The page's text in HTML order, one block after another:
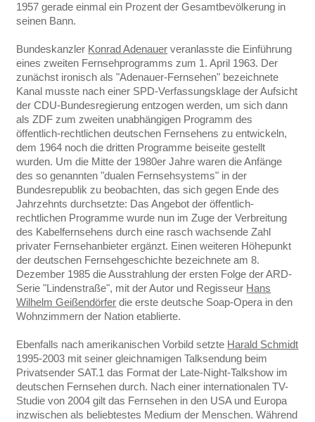
1957 gerade einmal ein Prozent der Gesamtbevölkerung in
seinen Bann.
Bundeskanzler Konrad Adenauer veranlasste die Einführung
eines zweiten Fernsehprogramms zum 1. April 1963. Der
zunächst ironisch als "Adenauer-Fernsehen" bezeichnete
Kanal musste nach einer SPD-Verfassungsklage der Aufsicht
der CDU-Bundesregierung entzogen werden, um sich dann
als ZDF zum zweiten unabhängigen Programm des
öffentlich-rechtlichen deutschen Fernsehens zu entwickeln,
dem 1964 noch die dritten Programme beiseite gestellt
wurden. Um die Mitte der 1980er Jahre waren die Anfänge
des so genannten "dualen Fernsehsystems" in der
Bundesrepublik zu beobachten, das sich gegen Ende des
Jahrzehnts durchsetzte: Das Angebot der öffentlich-
rechtlichen Programme wurde nun im Zuge der Verbreitung
des Kabelfernsehens durch eine rasch wachsende Zahl
privater Fernsehanbieter ergänzt. Einen weiteren Höhepunkt
der deutschen Fernsehgeschichte bezeichnete am 8.
Dezember 1985 die Ausstrahlung der ersten Folge der ARD-
Serie "Lindenstraße", mit der Autor und Regisseur Hans
Wilhelm Geißendörfer die erste deutsche Soap-Opera in den
Wohnzimmern der Nation etablierte.
Ebenfalls nach amerikanischen Vorbild setzte Harald Schmidt
1995-2003 mit seiner gleichnamigen Talksendung beim
Privatsender SAT.1 das Format der Late-Night-Talkshow im
deutschen Fernsehen durch. Nach einer internationalen TV-
Studie von 2004 gilt das Fernsehen in den USA und Europa
inzwischen als beliebtestes Medium der Menschen. Während